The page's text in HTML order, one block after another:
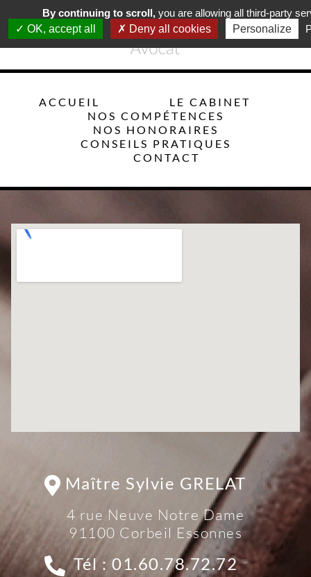
ACCUEIL
LE CABINET
NOS COMPÉTENCES
NOS HONORAIRES
CONSEILS PRATIQUES
CONTACT
Maître Sylvie GRELAT
4 rue Neuve Notre Dame
91100 Corbeil Essonnes
Tél : 01.60.78.72.72
By continuing to scroll, you are allowing all third-party
OK, accept all
Deny all cookies Personalize